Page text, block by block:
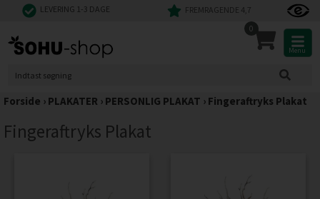
LEVERING 1-3 DAGE FREMRAGENDE 4,7
0
Menu
Forside › PLAKATER › PERSONLIG PLAKAT › Fingeraftryks Plakat
Fingeraftryks Plakat